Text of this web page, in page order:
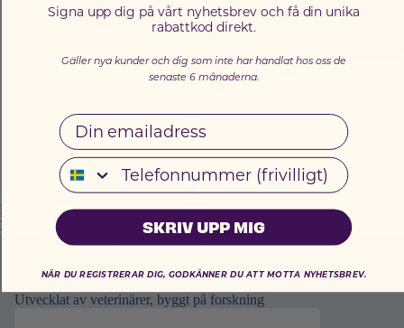
Kattgodis
39 kr
Startpaket - katt
VÄGEN MOT BÄTTRE DJURHÄLSA
Utvecklat av veterinärer, byggt på forskning
Signa upp dig på vårt nyhetsbrev och få din unika
rabattkod direkt.
Gäller nya kunder och dig som inte har handlat hos oss de
senaste 6 månaderna.
Email
Telefonnummer
SKRIV UPP MIG
NÄR DU REGISTRERAR DIG, GODKÄNNER DU ATT MOTTA NYHETSBREV.